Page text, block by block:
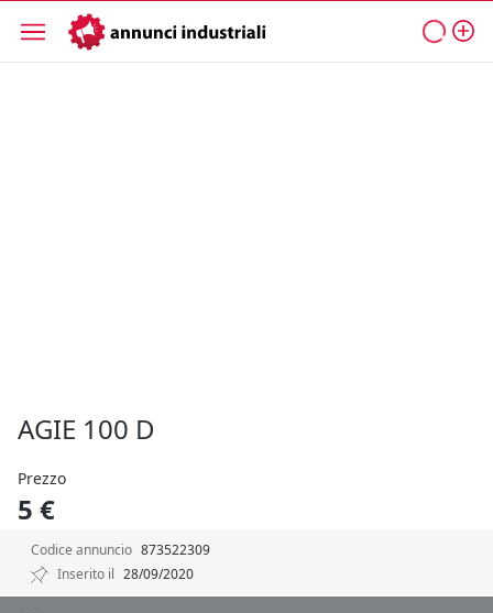
AGIE 100 D
Prezzo
5 €
Codice annuncio 873522309
Inserito il 28/09/2020
Descrizione
Dettagli Posizione Richiedi Info